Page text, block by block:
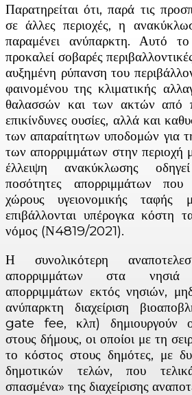
Παρατηρείται ότι, παρά τις
σε άλλες περιοχές, η
παραμένει ανύπαρκτη. Αυτό
προκαλεί σοβαρές
αυξημένη ρύπανση του
φαινομένου της κλιματικής
θαλασσών και των ακτών από
επικίνδυνες ουσίες, αλλά και
των απαραίτητων υποδομών για
των απορριμμάτων στην περιοχή
έλλειψη ανακύκλωσης
ποσότητες απορριμμάτων που
χώρους υγειονομικής ταφής
επιβάλλονται υπέρογκα κόστη
νόμος (Ν4819/2021).
Η συνολικότερη
απορριμμάτων στα
απορριμμάτων εκτός νησιών,
ανύπαρκτη διαχείριση
gate fee, κλπ) δημιουργούν
στους δήμους, οι οποίοι με τη
το κόστος στους δημότες, με
δημοτικών τελών, που
σπασμένα» της διαχείρισης